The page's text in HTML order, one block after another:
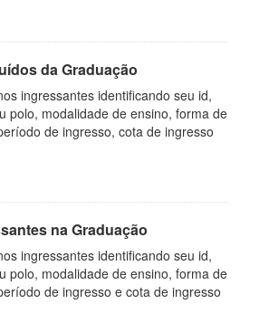
da Graduação
ingressantes identificando seu id,
polo, modalidade de ensino, forma de
de ingresso, cota de ingresso
na Graduação
ingressantes identificando seu id,
polo, modalidade de ensino, forma de
de ingresso e cota de ingresso